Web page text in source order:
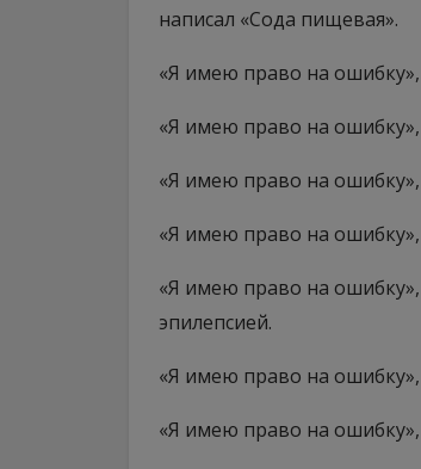
написал «Сода пищевая».
«Я имею право на
«Я имею право на
«Я имею право на
«Я имею право на ошибку»,
«Я имею право на
эпилепсией.
«Я имею право на
«Я имею право на